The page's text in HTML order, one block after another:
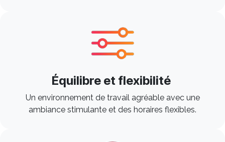
Équilibre et flexibilité
Un environnement de travail agréable avec une
ambiance stimulante et des horaires flexibles. ​